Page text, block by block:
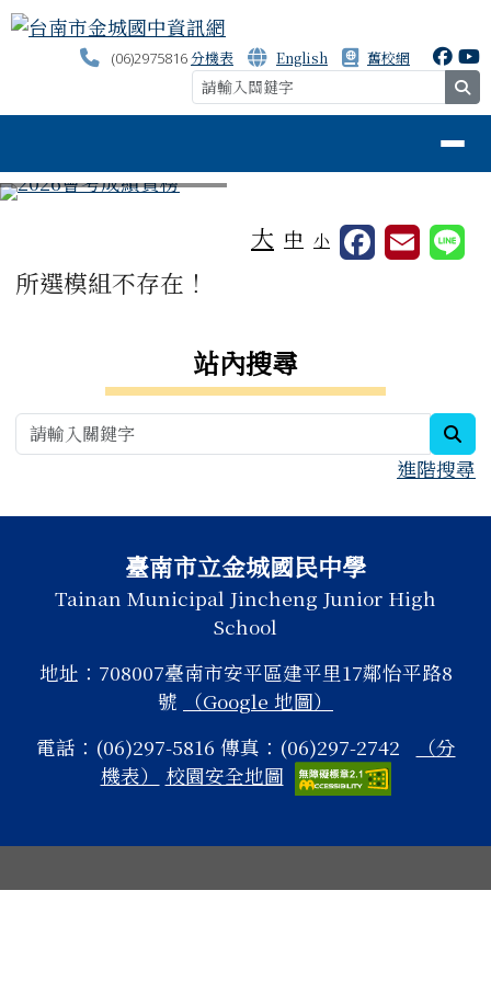
跳至主內容區
台南市金城國中資訊網
(06)2975816分機表 English 舊校網
⏸
大 中 小
主內容區域
所選模組不存在！
站內搜尋
進階搜尋
頁尾區域
頁尾區域內容臺南市立金城國民中學
Tainan Municipal Jincheng Junior High
School
地址：708007臺南市安平區建平里17鄰怡平路8
號
（Google 地圖）
電話：(06)297-5816 傳真：(06)297-2742
（分
機表）
校園安全地圖